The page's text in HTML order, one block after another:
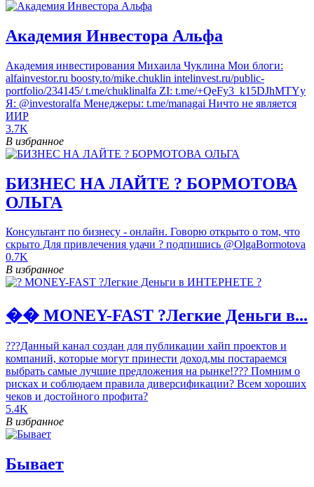
Академия Инвестора Альфа
Академия инвестирования Михаила Чуклина Мои блоги:
alfainvestor.ru boosty.to/mike.chuklin intelinvest.ru/public-
portfolio/234145/ t.me/chuklinalfa ZI: t.me/+QeFy3_k15DJhMTYy
Я: @investoralfa Менеджеры: t.me/managai Ничто не является
ИИР
3.7K
В избранное
БИЗНЕС НА ЛАЙТЕ ? БОРМОТОВА
ОЛЬГА
Консультант по бизнесу - онлайн. Говорю открыто о том, что
скрыто Для привлечения удачи ? подпишись @OlgaBormotova
0.7K
В избранное
��️ MONEY-FAST ?Легкие Деньги в...
???Данный канал создан для публикации хайп проектов и
компаний, которые могут принести доход,мы постараемся
выбрать самые лучшие предложения на рынке!??? Помним о
рисках и соблюдаем правила диверсификации? Всем хороших
чеков и достойного профита?
5.4K
В избранное
Бывает